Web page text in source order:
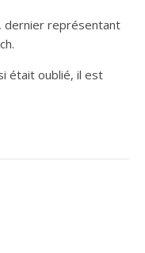
dernier représentant
était oublié, il est